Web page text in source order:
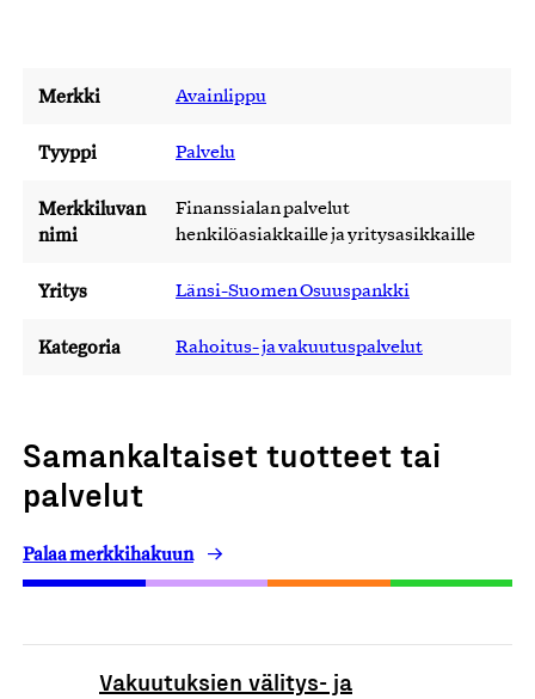
Merkki Avainlippu
Tyyppi Palvelu
Merkkiluvan
nimi
Finanssialan palvelut
henkilöasiakkaille ja yritysasikkaille
Yritys Länsi-Suomen Osuuspankki
Kategoria Rahoitus- ja vakuutuspalvelut
Samankaltaiset tuotteet tai
palvelut
Palaa merkkihakuun
Vakuutuksien välitys- ja